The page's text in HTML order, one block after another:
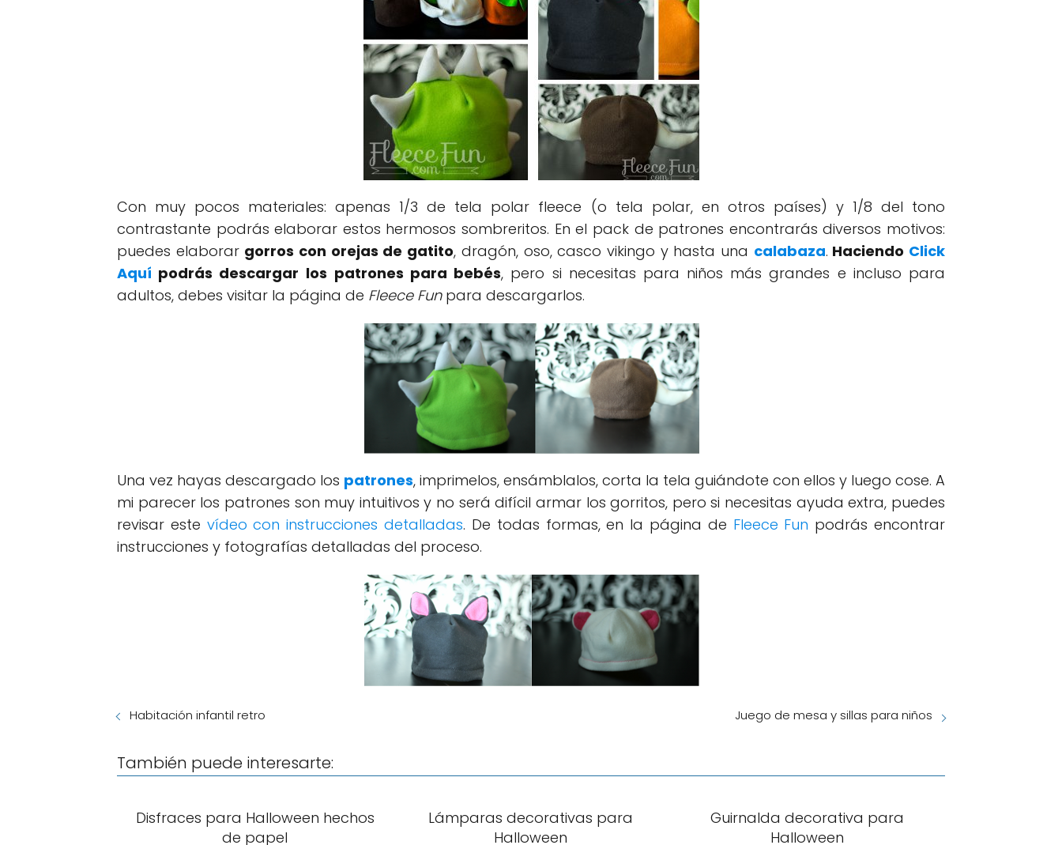
Con muy pocos materiales: apenas 1/3 de tela polar fleece (o tela polar, en otros países) y 1/8 del tono
contrastante podrás elaborar estos hermosos sombreritos. En el pack de patrones encontrarás diversos motivos:
puedes elaborar gorros con orejas de gatito, dragón, oso, casco vikingo y hasta una calabaza. Haciendo Click
Aquí podrás descargar los patrones para bebés, pero si necesitas para niños más grandes e incluso para
adultos, debes visitar la página de Fleece Funpara descargarlos.
Una vez hayas descargado los patrones, imprimelos, ensámblalos, corta la tela guiándote con ellos y luego cose. A
mi parecer los patrones son muy intuitivos y no será difícil armar los gorritos, pero si necesitas ayuda extra, puedes
revisar este vídeo con instrucciones detalladas. De todas formas, en la página de Fleece Fun podrás encontrar
instrucciones y fotografías detalladas del proceso.
Habitación infantil retro Juego de mesa y sillas para niños
También puede interesarte:
Disfraces para Halloween hechos
de papel
Lámparas decorativas para
Halloween
Guirnalda decorativa para
Halloween